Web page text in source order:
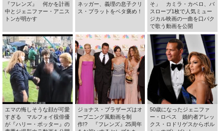
『フレンズ』 何かを計画
中とジェニファー・アニス
トンが明かす
ネッガー、義理の息子クリ
ス・プラットをベタ褒め！
そ」 カミラ・カベロ、バ
スローブ1枚で人気ミュー
ジカル映画の一曲を口パク
で歌う動画を公開
エマの悔しそうな顔が可愛
すぎる マルフォイ役俳優
が『ハリー・ポッター』の
ジョナス・ブラザーズはオ
ープニング風動画を制
作!? 『フレンズ』25周年
50歳になったジェニファ
ー・ロペス 婚約者アレッ
クス・ロドリゲスからポル